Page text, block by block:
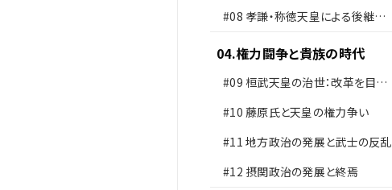
#08 孝謙・称徳天皇による後継者
問題
04.権力闘争と貴族の時代
#09 桓武天皇の治世：改革を目指
した新しい政治
#10 藤原氏と天皇の権力争い
#11 地方政治の発展と武士の反乱
#12 摂関政治の発展と終焉